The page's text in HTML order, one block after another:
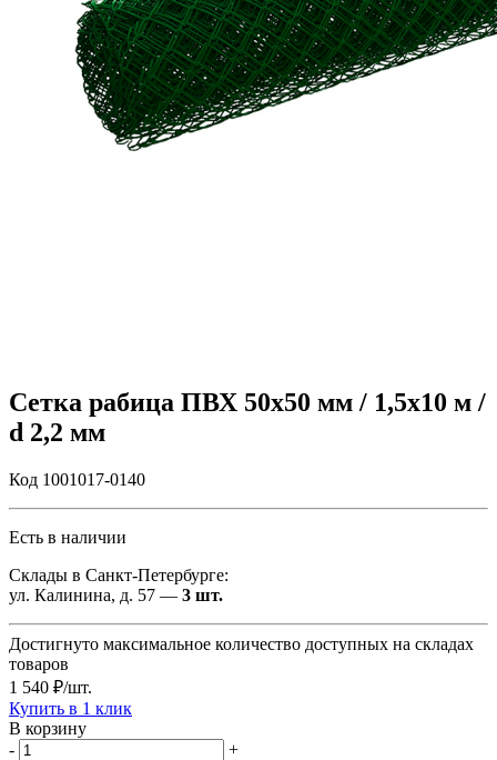
Сетка рабица ПВХ 50х50 мм / 1,5х10 м /
d 2,2 мм
Код 1001017-0140
Есть в наличии
Склады в Санкт-Петербурге:
ул. Калинина, д. 57 — 3 шт.
Достигнуто максимальное количество доступных на складах
товаров
1 540 ₽/шт.
Купить в 1 клик
В корзину
-
+